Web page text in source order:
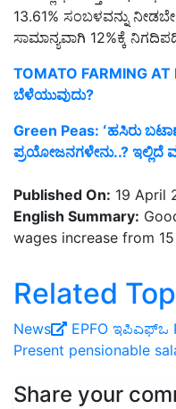
13.61% ಸಂಬಳವನ್ನು
ಸಾಮಾನ್ಯವಾಗಿ 12%ಕ್ಕೆ
TOMATO FARMING
ಬೆಳೆಯುವುದು?
Green Peas: ʻಹಸಿರು
ಪ್ರಯೋಜನಗಳೇನು..? ಇಲ್ಲಿದೆ
Published On: 19 April
English Summary:
wages increase from
Related
News EPFO ಇಪಿಎಫ್ಒ
Present pensionable
Share your